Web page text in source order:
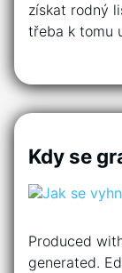
získat rodný
třeba k tomu
Kdy se
Produced
generated.